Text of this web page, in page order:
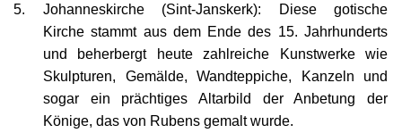
Kirche stammt aus dem Ende des 15. Jahrhunderts
und beherbergt heute zahlreiche Kunstwerke wie
Skulpturen, Gemälde, Wandteppiche, Kanzeln und
sogar ein prächtiges Altarbild der Anbetung der
Könige, das von Rubens gemalt wurde.